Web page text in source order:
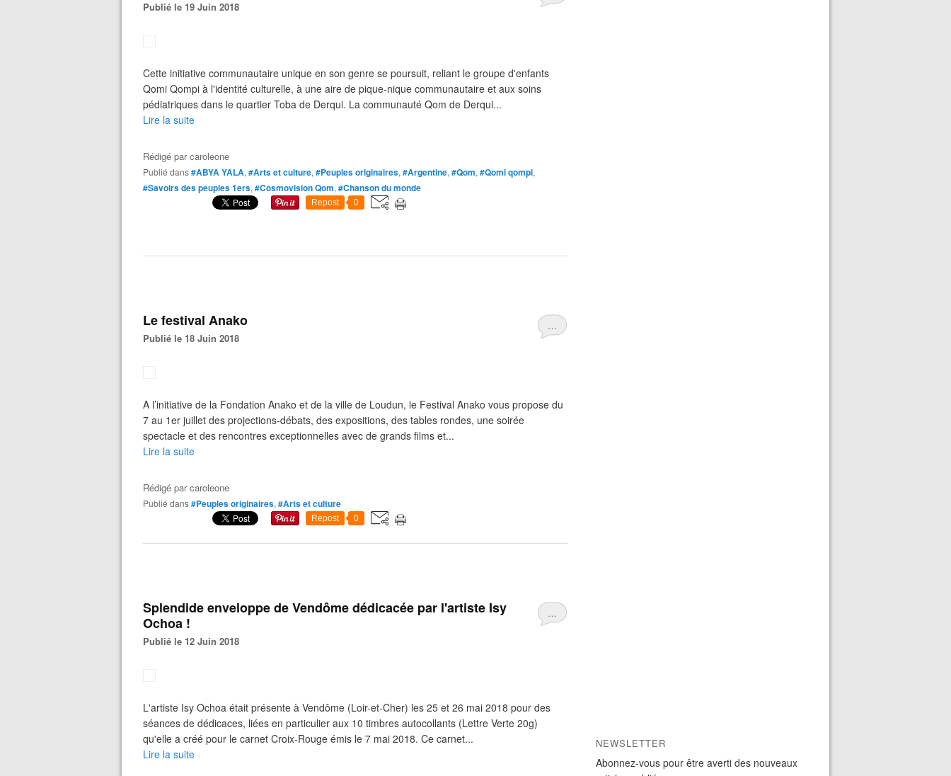
Publié le 19 Juin 2018
Cette initiative communautaire unique en son genre se poursuit, reliant le groupe d'enfants
Qomi Qompi à l'identité culturelle, à une aire de pique-nique communautaire et aux soins
pédiatriques dans le quartier Toba de Derqui. La communauté Qom de Derqui...
Lire la suite
Rédigé parcaroleone
Publié dans#ABYA YALA, #Arts et culture, #Peuples originaires, #Argentine, #Qom, #Qomi qompi,
#Savoirs des peuples 1ers, #Cosmovision Qom, #Chanson du monde
Repost 0
…
Le festival Anako
Publié le 18 Juin 2018
A l’initiative de la Fondation Anako et de la ville de Loudun, le Festival Anako vous propose du
7 au 1er juillet des projections-débats, des expositions, des tables rondes, une soirée
spectacle et des rencontres exceptionnelles avec de grands films et...
Lire la suite
Rédigé parcaroleone
Publié dans#Peuples originaires, #Arts et culture
Repost 0
…
Splendide enveloppe de Vendôme dédicacée par l'artiste Isy
Ochoa !
Publié le 12 Juin 2018
L'artiste Isy Ochoa était présente à Vendôme (Loir-et-Cher) les 25 et 26 mai 2018 pour des
séances de dédicaces, liées en particulier aux 10 timbres autocollants (Lettre Verte 20g)
qu'elle a créé pour le carnet Croix-Rouge émis le 7 mai 2018. Ce carnet...
Lire la suite
NEWSLETTER
Abonnez-vous pour être averti des nouveaux